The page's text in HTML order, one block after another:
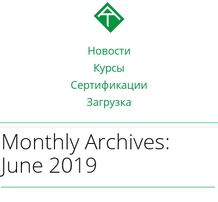
Новости
Курсы
Сертификации
Загрузка
Monthly Archives:
June 2019